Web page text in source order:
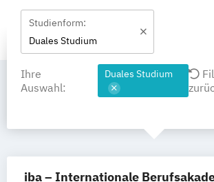
Studienform:
Duales Studium
Ihre
Auswahl:
Duales Studium
iba – Internationale